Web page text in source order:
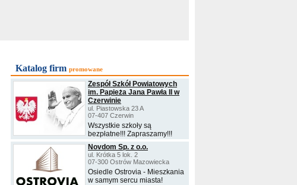
Katalog firm promowane
Zespół Szkół Powiatowych
im. Papieża Jana Pawła II w
Czerwinie
ul. Piastowska 23 A
07-407 Czerwin
Wszystkie szkoły są
bezpłatne!!! Zapraszamy!!!
Novdom Sp. z o.o.
ul. Krótka 5 lok. 2
07-300 Ostrów Mazowiecka
Osiedle Ostrovia - Mieszkania
w samym sercu miasta!